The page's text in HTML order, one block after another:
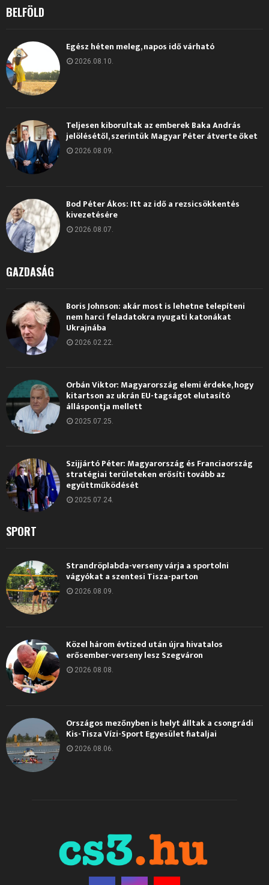
BELFÖLD
Egész héten meleg, napos idő várható
2026.08.10.
Teljesen kiborultak az emberek Baka András
jelölésétől, szerintük Magyar Péter átverte őket
2026.08.09.
Bod Péter Ákos: Itt az idő a rezsicsökkentés
kivezetésére
2026.08.07.
GAZDASÁG
Boris Johnson: akár most is lehetne telepíteni
nem harci feladatokra nyugati katonákat
Ukrajnába
2026.02.22.
Orbán Viktor: Magyarország elemi érdeke, hogy
kitartson az ukrán EU-tagságot elutasító
álláspontja mellett
2025.07.25.
Szijjártó Péter: Magyarország és Franciaország
stratégiai területeken erősíti tovább az
együttműködését
2025.07.24.
SPORT
Strandröplabda-verseny várja a sportolni
vágyókat a szentesi Tisza-parton
2026.08.09.
Közel három évtized után újra hivatalos
erősember-verseny lesz Szegváron
2026.08.08.
Országos mezőnyben is helyt álltak a csongrádi
Kis-Tisza Vízi-Sport Egyesület fiataljai
2026.08.06.